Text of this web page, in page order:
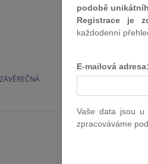
Parlament
podobě
Registrace je
každodenní
E-mailová adresa:
Vaše data jsou u
zpracováváme